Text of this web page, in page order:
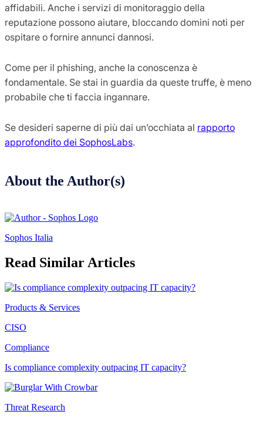
affidabili. Anche i servizi di monitoraggio della
reputazione possono aiutare, bloccando domini noti per
ospitare o fornire annunci dannosi.
Come per il phishing, anche la conoscenza è
fondamentale. Se stai in guardia da queste truffe, è meno
probabile che ti faccia ingannare.
Se desideri saperne di più dai un’occhiata al rapporto
approfondito dei SophosLabs.
About the Author(s)
Sophos Italia
Read Similar Articles
Products & Services
CISO
Compliance
Is compliance complexity outpacing IT capacity?
Threat Research